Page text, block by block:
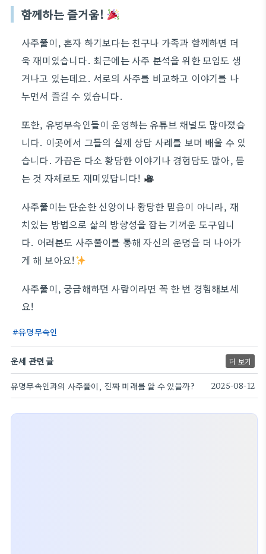
함께하는 즐거움!
사주풀이, 혼자 하기보다는 친구나 가족과 함께하면 더
욱 재미있습니다. 최근에는 사주 분석을 위한 모임도 생
겨나고 있는데요. 서로의 사주를 비교하고 이야기를 나
누면서 즐길 수 있습니다.
또한, 유명무속인들이 운영하는 유튜브 채널도 많아졌습
니다. 이곳에서 그들의 실제 상담 사례를 보며 배울 수 있
습니다. 가끔은 다소 황당한 이야기나 경험담도 많아, 듣
는 것 자체로도 재미있답니다!
사주풀이는 단순한 신앙이나 황당한 믿음이 아니라, 재
치있는 방법으로 삶의 방향성을 잡는 기꺼운 도구입니
다. 여러분도 사주풀이를 통해 자신의 운명을 더 나아가
게 해 보아요!
사주풀이, 궁금해하던 사람이라면 꼭 한 번 경험해보세
요!
유명무속인
운세 관련 글 더 보기
유명무속인과의 사주풀이, 진짜 미래를 알 수 있을까? 2025-08-12